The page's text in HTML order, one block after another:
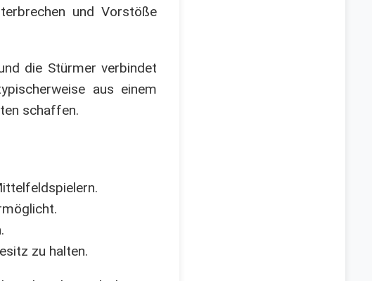
und Vorstöße
die Stürmer verbindet
aus einem
schaffen.
zu halten.